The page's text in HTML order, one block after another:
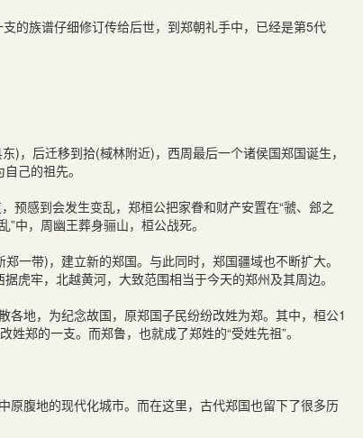
的族谱仔细修订传给后世，到郑朝礼手中，已经是第5代
)，后迁移到拾(棫林附近)，西周最后一个诸侯国郑国诞生，
己的祖先。
预感到会发生变乱，郑桓公把家眷和财产安置在“虢、郐之
”中，周幽王葬身骊山，桓公战死。
郑一带)，建立新的郑国。与此同时，郑国疆域也不断扩大。
虎牢，北越黄河，大致范围相当于今天的郑州及其周边。
地，为纪念故国，原郑国子民纷纷改姓为郑。其中，桓公1
郑的一支。而郑鲁，也就成了郑姓的“受姓先祖”。
原腹地的现代化城市。而在这里，古代郑国也留下了很多历